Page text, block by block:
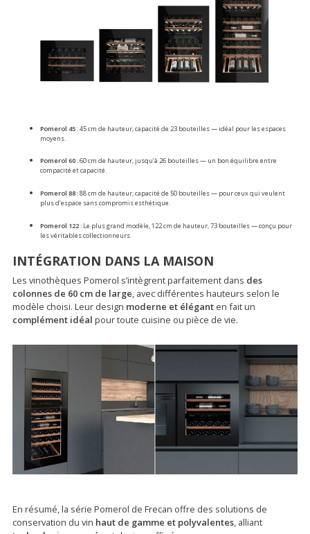
Pomerol 45: 45 cm de hauteur, capacité de 23 bouteilles — idéal pour les espaces
moyens.
Pomerol 60: 60 cm de hauteur, jusqu’à 26 bouteilles — un bon équilibre entre
compacité et capacité.
Pomerol 88: 88 cm de hauteur, capacité de 50 bouteilles — pour ceux qui veulent
plus d’espace sans compromis esthétique.
Pomerol 122: Le plus grand modèle, 122 cm de hauteur, 73 bouteilles — conçu pour
les véritables collectionneurs.
INTÉGRATION DANS LA MAISON
Les vinothèques Pomerol s’intègrent parfaitement dans des
colonnes de 60 cm de large, avec différentes hauteurs selon le
modèle choisi. Leur design moderne et élégant en fait un
complément idéal pour toute cuisine ou pièce de vie.
En résumé, la série Pomerol de Frecan offre des solutions de
conservation du vin haut de gamme et polyvalentes, alliant